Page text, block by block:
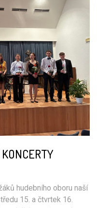
hudebního oboru naší
15. a čtvrtek 16.